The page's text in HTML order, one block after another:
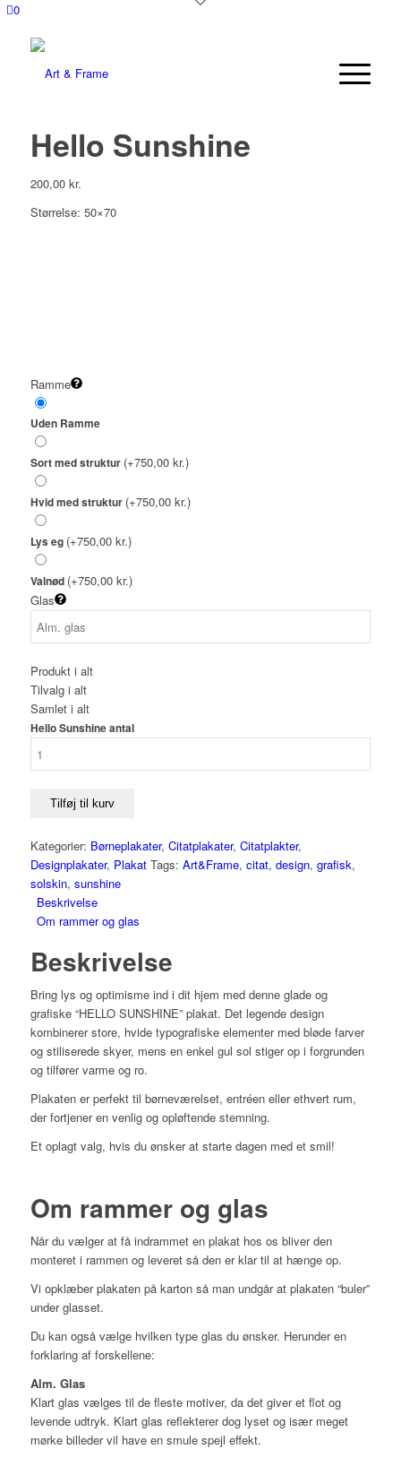
0
Hello Sunshine
200,00 kr.
Størrelse: 50×70
Ramme
Uden Ramme
Sort med struktur (+750,00 kr.)
Hvid med struktur (+750,00 kr.)
Lys eg (+750,00 kr.)
Valnød (+750,00 kr.)
Glas
Produkt i alt
Tilvalg i alt
Samlet i alt
Hello Sunshine antal
Tilføj til kurv
Kategorier: Børneplakater, Citatplakater, Citatplakter,
Designplakater, Plakat Tags: Art&Frame, citat, design, grafisk,
solskin, sunshine
Beskrivelse
Om rammer og glas
Beskrivelse
Bring lys og optimisme ind i dit hjem med denne glade og
grafiske “HELLO SUNSHINE” plakat. Det legende design
kombinerer store, hvide typografiske elementer med bløde farver
og stiliserede skyer, mens en enkel gul sol stiger op i forgrunden
og tilfører varme og ro.
Plakaten er perfekt til børneværelset, entréen eller ethvert rum,
der fortjener en venlig og opløftende stemning.
Et oplagt valg, hvis du ønsker at starte dagen med et smil!
Om rammer og glas
Når du vælger at få indrammet en plakat hos os bliver den
monteret i rammen og leveret så den er klar til at hænge op.
Vi opklæber plakaten på karton så man undgår at plakaten “buler”
under glasset.
Du kan også vælge hvilken type glas du ønsker. Herunder en
forklaring af forskellene:
Alm. Glas
Klart glas vælges til de fleste motiver, da det giver et flot og
levende udtryk. Klart glas reflekterer dog lyset og især meget
mørke billeder vil have en smule spejl effekt.